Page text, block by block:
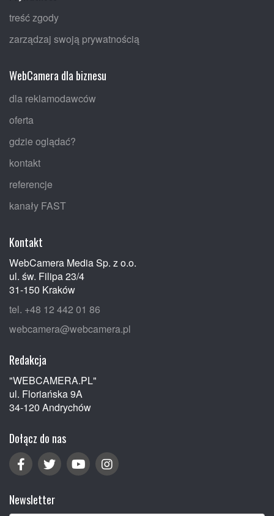
treść zgody
zarządzaj swoją prywatnością
WebCamera dla biznesu
dla reklamodawców
oferta
gdzie oglądać?
kontakt
referencje
kanały FAST
Kontakt
WebCamera Media Sp. z o.o.
ul. św. Filipa 23/4
31-150 Kraków
tel. +48 12 442 01 86
webcamera@webcamera.pl
Redakcja
"WEBCAMERA.PL"
ul. Floriańska 9A
34-120 Andrychów
Dołącz do nas
Newsletter